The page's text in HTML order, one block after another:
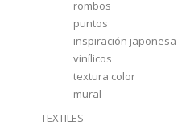
rombos
puntos
inspiración japonesa
vinílicos
textura color
mural
TEXTILES